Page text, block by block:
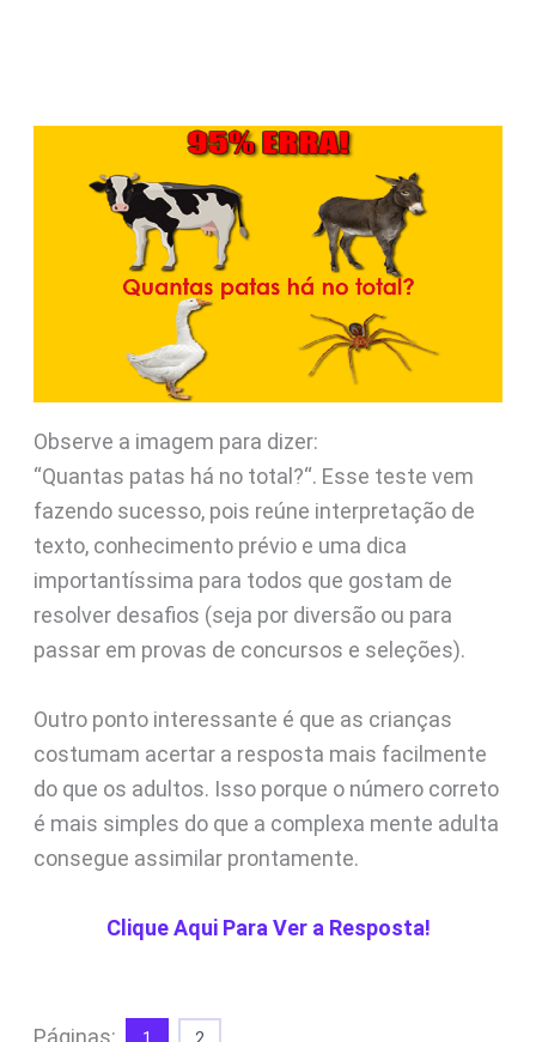
Observe a imagem para dizer:
“Quantas patas há no total?“. Esse teste vem
fazendo sucesso, pois reúne interpretação de
texto, conhecimento prévio e uma dica
importantíssima para todos que gostam de
resolver desafios (seja por diversão ou para
passar em provas de concursos e seleções).
Outro ponto interessante é que as crianças
costumam acertar a resposta mais facilmente
do que os adultos. Isso porque o número correto
é mais simples do que a complexa mente adulta
consegue assimilar prontamente.
Clique Aqui Para Ver a Resposta!